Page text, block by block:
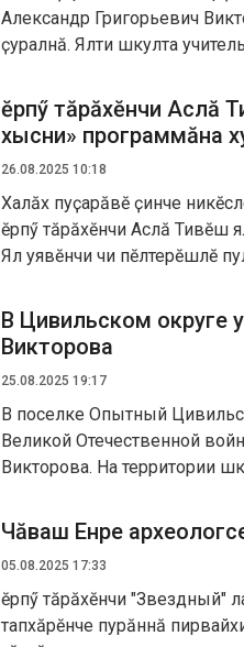
Александр Григорьевич
ҫуралнӑ. Ялти шкулта
Ҫӗрпӳ тӑрӑхӗнчи Аслӑ
хысни» программӑна
26.08.2025 10:18
Халӑх пуҫарӑвӗ ҫинче
Ҫӗрпӳ тӑрӑхӗнчи Аслӑ Тивӗш
Ял уявӗнчи чи пӗлтерӗшлӗ
В Цивильском округе
Викторова
25.08.2025 19:17
В поселке Опытный
Великой Отечественной
Викторова. На территории
Чӑваш Енре
05.08.2025 17:33
Ҫӗрпӳ тӑрӑхӗнчи "Звездный"
тапхӑрӗнче пурӑннӑ